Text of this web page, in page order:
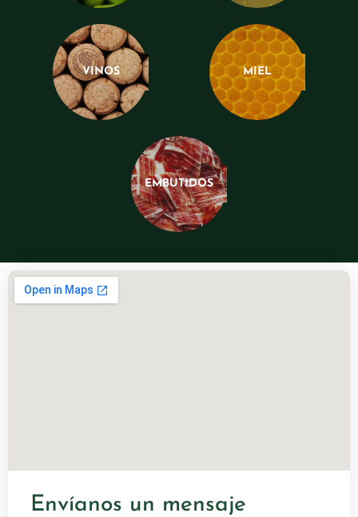
VINOS MIEL
EMBUTIDOS
Envíanos un mensaje